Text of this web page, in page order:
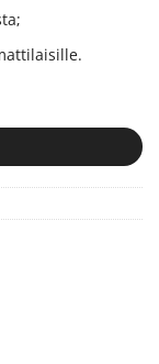
100×200 mm –